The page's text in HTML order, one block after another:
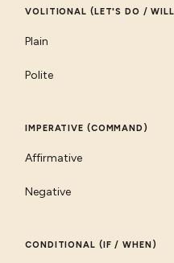
VOLITIONAL (LET'S DO /
Plain
Polite
IMPERATIVE (COMMAND)
Affirmative
Negative
CONDITIONAL (IF / WHEN)